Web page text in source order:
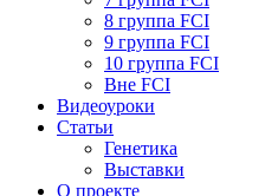
8 группа FCI
9 группа FCI
10 группа FCI
Вне FCI
Видеоуроки
Статьи
Генетика
Выставки
О проекте